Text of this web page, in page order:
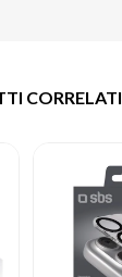
CORRELATI